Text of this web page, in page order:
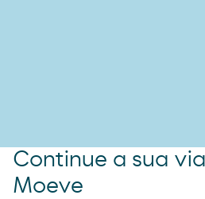
Continue a sua
Moeve